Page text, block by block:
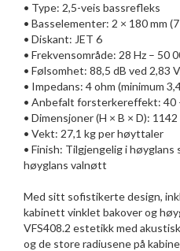
• Type: 2,5-veis bassrefleks
• Basselementer: 2 × 180 mm
• Diskant: JET 6
• Frekvensområde: 28 Hz – 50
• Følsomhet: 88,5 dB ved 2,83
• Impedans: 4 ohm (minimum
• Anbefalt forsterkereffekt: 40
• Dimensjoner (H × B × D):
• Vekt: 27,1 kg per høyttaler
• Finish: Tilgjengelig i
høyglans valnøtt
Med sitt sofistikerte design,
kabinett vinklet bakover og
VFS408.2 estetikk med
og de store radiusene på